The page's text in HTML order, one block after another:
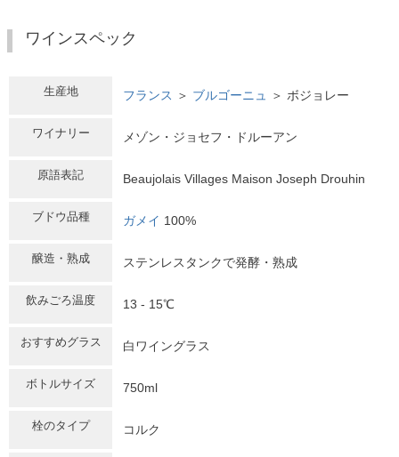
ワインスペック
生産地 フランス ＞ ブルゴーニュ ＞ ボジョレー
ワイナリー メゾン・ジョセフ・ドルーアン
原語表記 Beaujolais Villages Maison Joseph Drouhin
ブドウ品種 ガメイ 100%
醸造・熟成 ステンレスタンクで発酵・熟成
飲みごろ温度 13 - 15℃
おすすめグラス 白ワイングラス
ボトルサイズ 750ml
栓のタイプ コルク